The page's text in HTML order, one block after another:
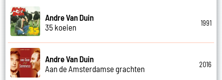
Andre Van Duin
35 koeien
1991
Andre Van Duin
Aan de Amsterdamse grachten
2016